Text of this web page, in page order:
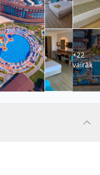
+22
vairāk